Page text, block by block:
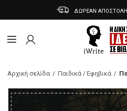
ΔΩΡΕΑΝ
Αρχική σελίδα Παιδικά / Εφηβικά